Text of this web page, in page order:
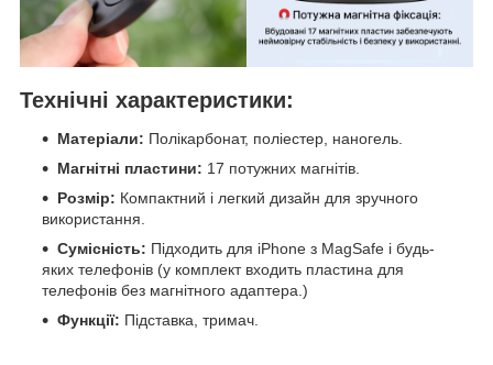
Технічні характеристики:
Матеріали: Полікарбонат, поліестер, наногель.
Магнітні пластини: 17 потужних магнітів.
Розмір: Компактний і легкий дизайн для зручного
використання.
Сумісність: Підходить для iPhone з MagSafe і будь-
яких телефонів (у комплект входить пластина для
телефонів без магнітного адаптера.)
Функції: Підставка, тримач.